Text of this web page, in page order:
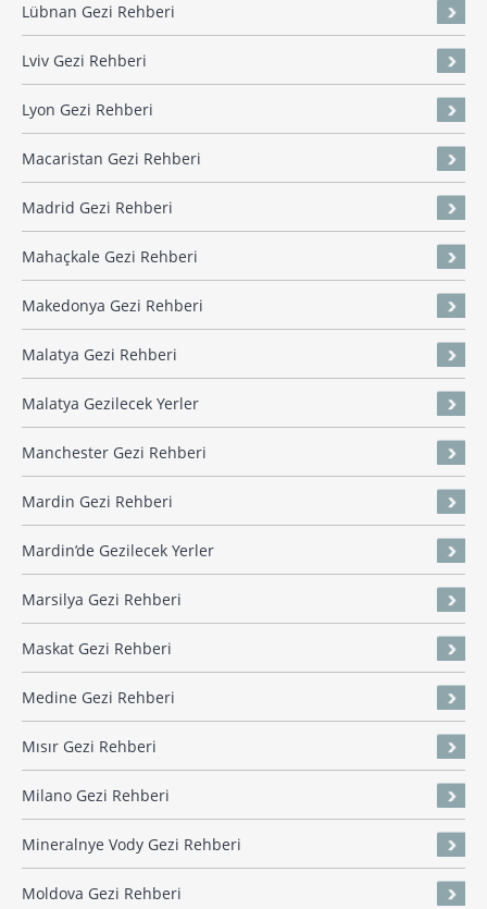
Lübnan Gezi Rehberi
Lviv Gezi Rehberi
Lyon Gezi Rehberi
Macaristan Gezi Rehberi
Madrid Gezi Rehberi
Mahaçkale Gezi Rehberi
Makedonya Gezi Rehberi
Malatya Gezi Rehberi
Malatya Gezilecek Yerler
Manchester Gezi Rehberi
Mardin Gezi Rehberi
Mardin’de Gezilecek Yerler
Marsilya Gezi Rehberi
Maskat Gezi Rehberi
Medine Gezi Rehberi
Mısır Gezi Rehberi
Milano Gezi Rehberi
Mineralnye Vody Gezi Rehberi
Moldova Gezi Rehberi